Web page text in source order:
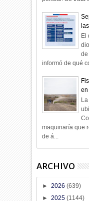
El
de
informó de qué
en
maquinaría que
de á...
ARCHIVO
►2026(639)
►2025(1144)